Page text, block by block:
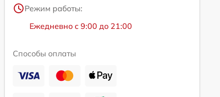
Режим работы:
Ежедневно с 9:00 до 21:00
Способы оплаты